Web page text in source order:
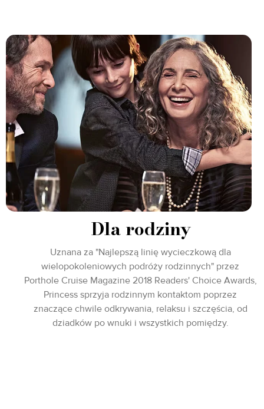
Dla rodziny
Uznana za "Najlepszą linię wycieczkową dla
wielopokoleniowych podróży rodzinnych" przez
Porthole Cruise Magazine 2018 Readers' Choice Awards,
Princess sprzyja rodzinnym kontaktom poprzez
znaczące chwile odkrywania, relaksu i szczęścia, od
dziadków po wnuki i wszystkich pomiędzy.